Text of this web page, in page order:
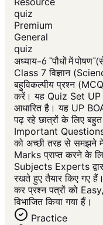
quiz
Premium
General
quiz
अध्याय-6 "पौधों में
Class 7 विज्ञान
बहुविकल्पीय प्रश्न
करें। यह Quiz Set UP
आधारित है। यह UP
पढ़ रहे छात्रों के लिए
Important
को अच्छी तरह से समझने
Marks प्राप्त करने के
Subjects Experts
रखते हुए तैयार किए गए
कर प्रश्न पत्रों को
विभाजित किया गया हैं।
Practice